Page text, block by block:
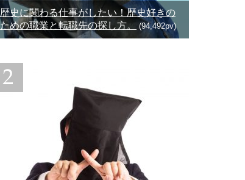
歴史に関わる仕事がしたい！歴史好きの
ための職業と転職先の探し方。
(94,492pv)